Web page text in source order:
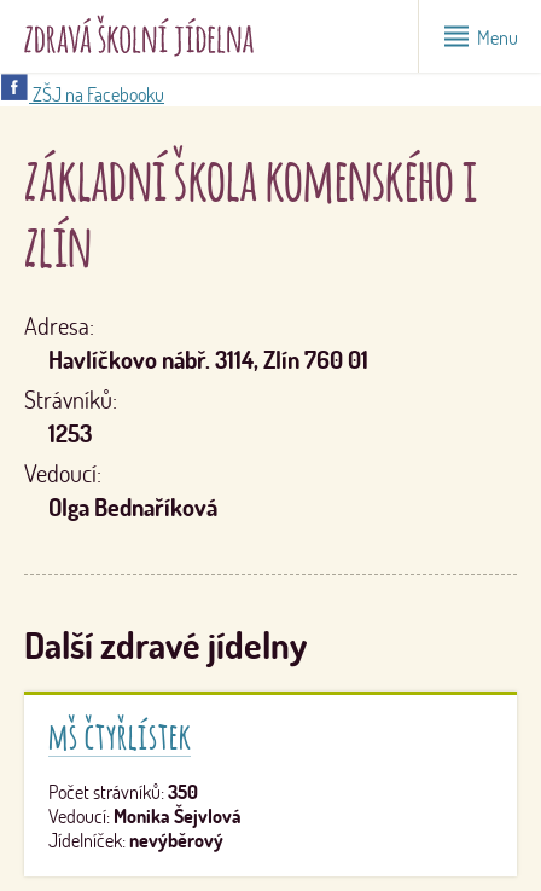
Menu
ZŠJ na Facebooku
základní škola komenského i
zlín
Adresa:
Havlíčkovo nábř. 3114, Zlín 760 01
Strávníků:
1253
Vedoucí:
Olga Bednaříková
Další zdravé jídelny
mš čtyřlístek
Počet strávníků:350
Vedoucí: Monika Šejvlová
Jídelníček:nevýběrový